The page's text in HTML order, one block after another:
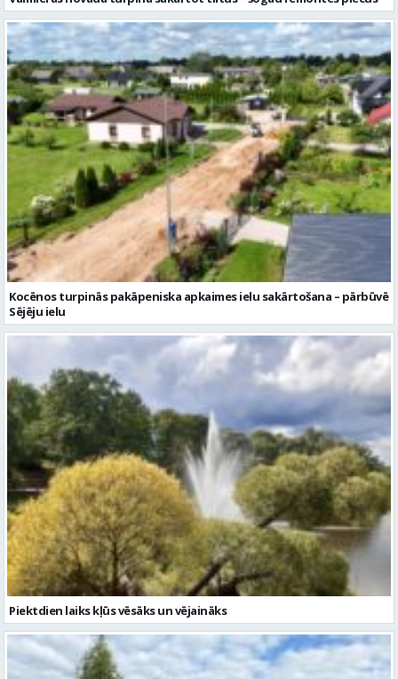
Kocēnos turpinās pakāpeniska apkaimes ielu sakārtošana – pārbūvē
Sējēju ielu
Piektdien laiks kļūs vēsāks un vējaināks